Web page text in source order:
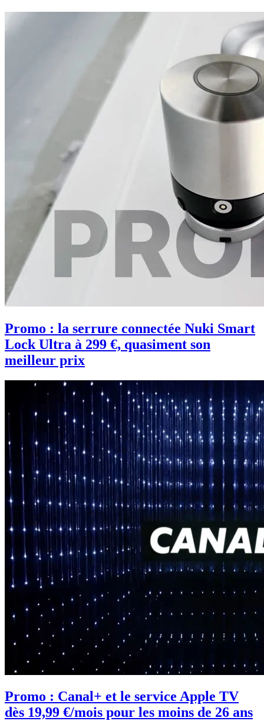
Promo : la serrure connectée Nuki Smart
Lock Ultra à 299 €, quasiment son
meilleur prix
Promo : Canal+ et le service Apple TV
dès 19,99 €/mois pour les moins de 26 ans